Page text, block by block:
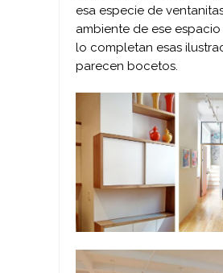
esa especie de
ambiente de ese
lo completan esas
parecen bocetos.